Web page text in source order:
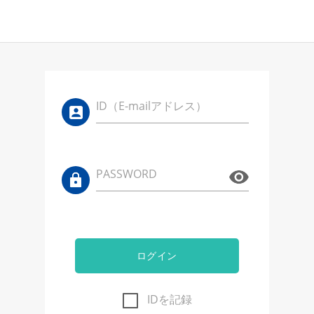
ID（E-mailアドレス）
PASSWORD
ログイン
IDを記録